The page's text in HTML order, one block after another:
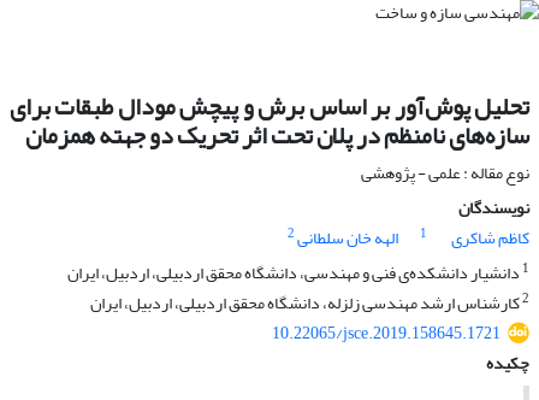
تحلیل پوش‌آور بر اساس برش و پیچش مودال طبقات برای
سازه‌های نامنظم در پلان تحت اثر تحریک دو جهته همزمان
نوع مقاله : علمی - پژوهشی
نویسندگان
کاظم شاکری
1 الهه خان سلطانی2
1 دانشیار دانشکده‌ی فنی و مهندسی، دانشگاه محقق اردبیلی، اردبیل، ایران
2کارشناس ارشد مهندسی زلزله، دانشگاه محقق اردبیلی، اردبیل، ایران
10.22065/jsce.2019.158645.1721
چکیده